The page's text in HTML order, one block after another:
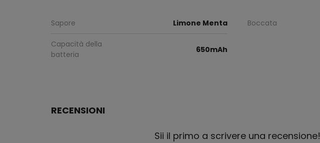
Sapore Limone Menta Boccata
Capacità della
batteria
650mAh
RECENSIONI
Sii il primo a scrivere una recensione!